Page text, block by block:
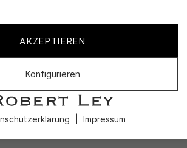
AKZEPTIEREN
Konfigurieren
Impressum